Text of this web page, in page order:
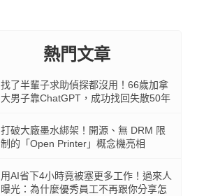
熱門文章
找了半輩子求助偵探都沒用！66歲加拿
大男子靠ChatGPT，成功找回失散50年
打破大廠墨水綁架！開源、無 DRM 限
制的「Open Printer」概念機亮相
用AI省下4小時竟被塞更多工作！過來人
曝光：為什麼優秀員工不再跟你分享怎